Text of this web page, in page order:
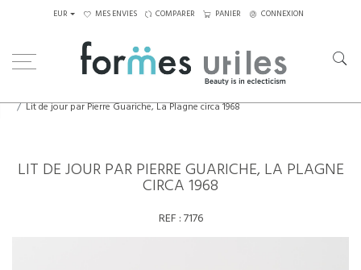
EUR MES ENVIES COMPARER PANIER CONNEXION
Lit de jour par Pierre Guariche, La Plagne circa 1968
LIT DE JOUR PAR PIERRE GUARICHE, LA PLAGNE
CIRCA 1968
REF :7176